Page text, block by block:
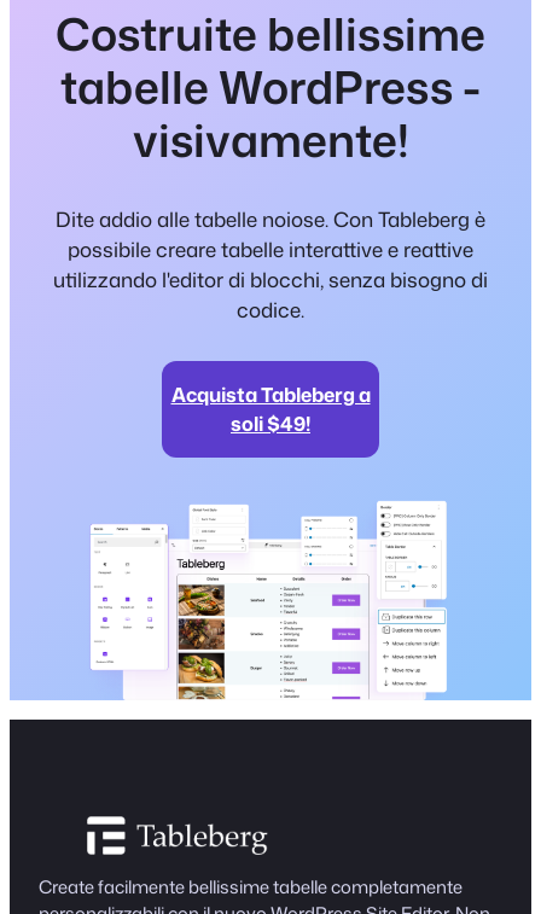
Costruite bellissime
tabelle WordPress -
visivamente!
Dite addio alle tabelle noiose. Con Tableberg è
possibile creare tabelle interattive e reattive
utilizzando l'editor di blocchi, senza bisogno di
codice.
Acquista Tableberg a
soli $49!
Create facilmente bellissime tabelle completamente